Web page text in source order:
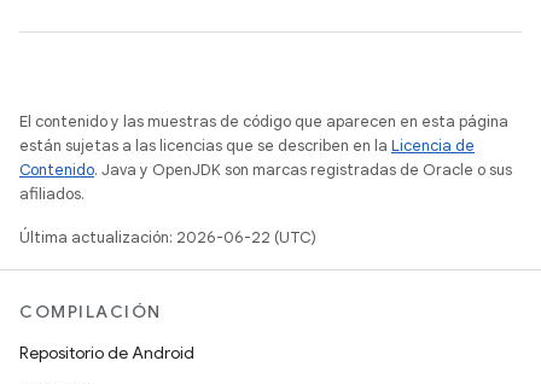
El contenido y las muestras de código que aparecen en esta página
están sujetas a las licencias que se describen en la Licencia de
Contenido. Java y OpenJDK son marcas registradas de Oracle o sus
afiliados.
Última actualización: 2026-06-22 (UTC)
COMPILACIÓN
Repositorio de Android